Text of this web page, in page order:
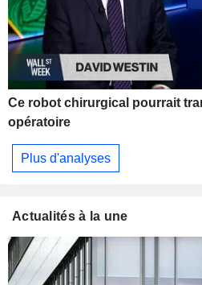
Ce robot chirurgical pourrait
opératoire
Plus d'analyses
Actualités à la une